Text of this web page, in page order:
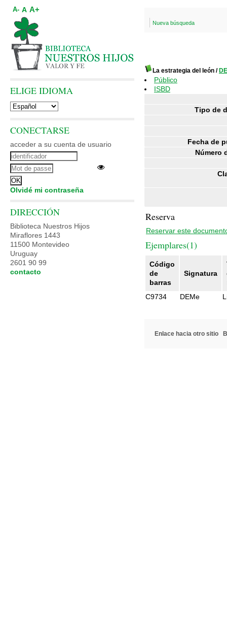
Nueva búsqueda
La estrategia del león /
Público
ISBD
Tipo de
Fecha de
Número
Reserva
Reservar este
Ejemplares(1)
Código
de
barras
Signatura
C9734
DEMe
Enlace hacia otro sitio
A- A A+
ELIGE IDIOMA
CONECTARSE
acceder a su cuenta de usuario
Olvidé mi contraseña
DIRECCIÓN
Biblioteca Nuestros Hijos
Miraflores 1443
11500 Montevideo
Uruguay
2601 90 99
contacto